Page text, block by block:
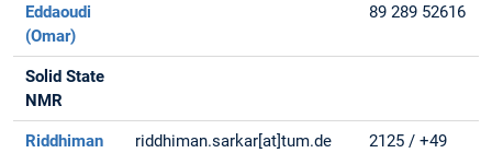
Eddaoudi
(Omar)
89 289 52616
Solid State
NMR
Riddhiman
riddhiman.sarkar[at]tum.de
2125 / +49